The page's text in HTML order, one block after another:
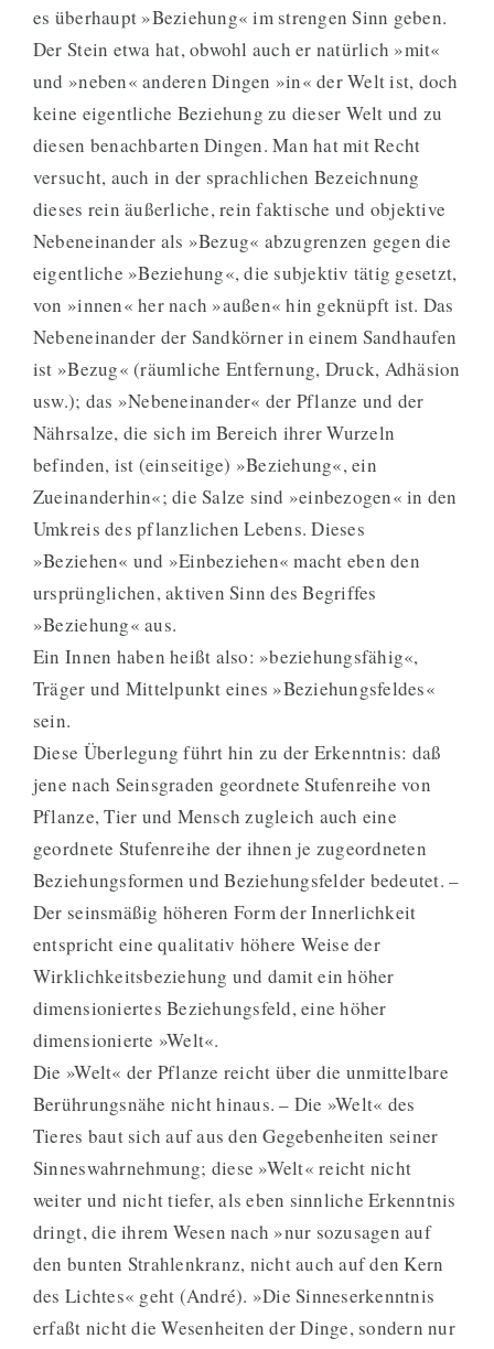
es überhaupt »Beziehung« im strengen Sinn geben.
Der Stein etwa hat, obwohl auch er natürlich »mit«
und »neben« anderen Dingen »in« der Welt ist, doch
keine eigentliche Beziehung zu dieser Welt und zu
diesen benachbarten Dingen. Man hat mit Recht
versucht, auch in der sprachlichen Bezeichnung
dieses rein äußerliche, rein faktische und objektive
Nebeneinander als »Bezug« abzugrenzen gegen die
eigentliche »Beziehung«, die subjektiv tätig gesetzt,
von »innen« her nach »außen« hin geknüpft ist. Das
Nebeneinander der Sandkörner in einem Sandhaufen
ist »Bezug« (räumliche Entfernung, Druck, Adhäsion
usw.); das »Nebeneinander« der Pflanze und der
Nährsalze, die sich im Bereich ihrer Wurzeln
befinden, ist (einseitige) »Beziehung«, ein
Zueinanderhin«; die Salze sind »einbezogen« in den
Umkreis des pflanzlichen Lebens. Dieses
»Beziehen« und »Einbeziehen« macht eben den
ursprünglichen, aktiven Sinn des Begriffes
»Beziehung« aus.
Ein Innen haben heißt also: »beziehungsfähig«,
Träger und Mittelpunkt eines »Beziehungsfeldes«
sein.
Diese Überlegung führt hin zu der Erkenntnis: daß
jene nach Seinsgraden geordnete Stufenreihe von
Pflanze, Tier und Mensch zugleich auch eine
geordnete Stufenreihe der ihnen je zugeordneten
Beziehungsformen und Beziehungsfelder bedeutet. –
Der seinsmäßig höheren Form der Innerlichkeit
entspricht eine qualitativ höhere Weise der
Wirklichkeitsbeziehung und damit ein höher
dimensioniertes Beziehungsfeld, eine höher
dimensionierte »Welt«.
Die »Welt« der Pflanze reicht über die unmittelbare
Berührungsnähe nicht hinaus. – Die »Welt« des
Tieres baut sich auf aus den Gegebenheiten seiner
Sinneswahrnehmung; diese »Welt« reicht nicht
weiter und nicht tiefer, als eben sinnliche Erkenntnis
dringt, die ihrem Wesen nach »nur sozusagen auf
den bunten Strahlenkranz, nicht auch auf den Kern
des Lichtes« geht (André). »Die Sinneserkenntnis
erfaßt nicht die Wesenheiten der Dinge, sondern nur